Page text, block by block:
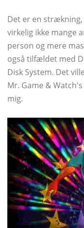
Det er en
virkelig ikke mange
person og mere
også tilfældet med
Disk System. Det
Mr. Game &
mig.